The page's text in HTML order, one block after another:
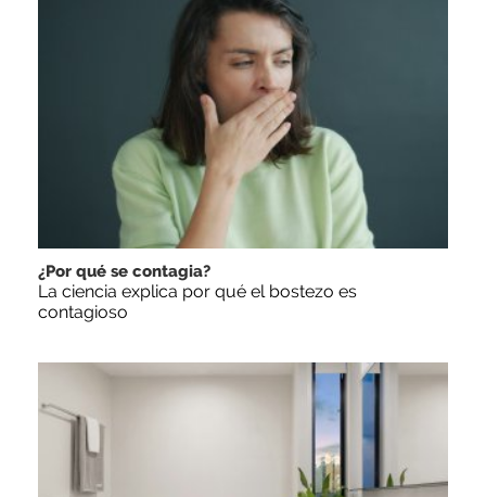
¿Por qué se contagia?
La ciencia explica por qué el bostezo es
contagioso